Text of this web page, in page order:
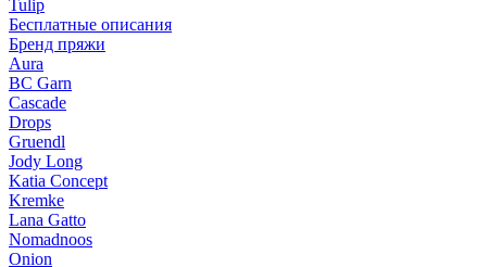
Tulip
Бесплатные описания
Бренд пряжи
Aura
BC Garn
Cascade
Drops
Gruendl
Jody Long
Katia Concept
Kremke
Lana Gatto
Nomadnoos
Onion